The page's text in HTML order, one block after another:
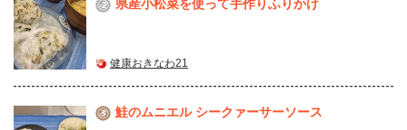
2 県産⼩松菜を使って⼿作りふりかけ
健康おきなわ21
3 鮭のムニエル シークァーサーソース